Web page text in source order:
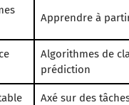
Apprendre à
Algorithmes de
prédiction
Axé sur des